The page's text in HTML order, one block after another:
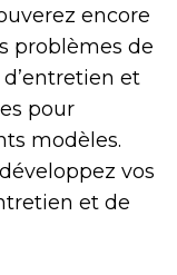
encore
problèmes de
et
pour
modèles.
vos
et de